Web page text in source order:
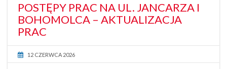
POSTĘPY PRAC NA UL. JANCARZA I
BOHOMOLCA – AKTUALIZACJA
PRAC
12 CZERWCA 2026